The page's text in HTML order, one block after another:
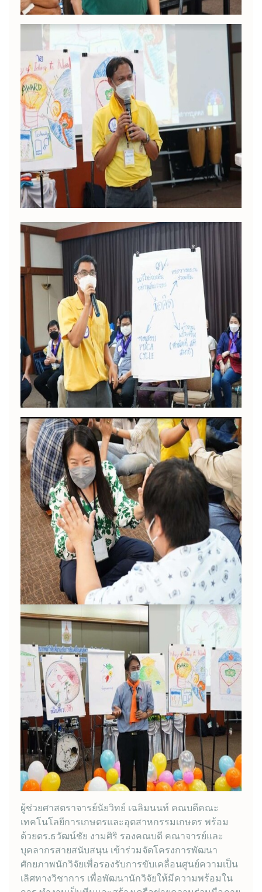
ผู้ช่วยศาสตราจารย์นัยวิทย์ เฉลิมนนท์ คณบดีคณะ
เทคโนโลยีการเกษตรและอุตสาหกรรมเกษตร พร้อม
ด้วยดร.ธวัฒน์ชัย งามศิริ รองคณบดี คณาจารย์และ
บุคลากรสายสนับสนุน เข้าร่วมจัดโครงการพัฒนา
ศักยภาพนักวิจัยเพื่อรองรับการขับเคลื่อนศูนย์ความเป็น
เลิศทางวิชาการ เพื่อพัฒนานักวิจัยให้มีความพร้อมใน